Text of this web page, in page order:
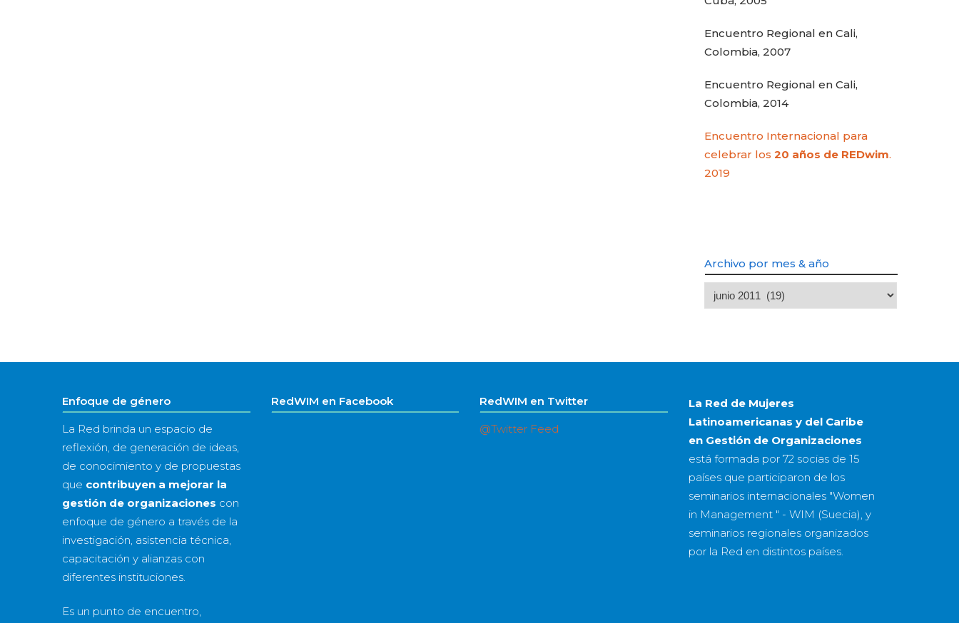
Encuentro Regional en Cali,
Colombia, 2007
Encuentro Regional en Cali,
Colombia, 2014
Encuentro Internacional para
celebrar los 20 años de REDwim.
2019
Archivo por mes & año
Archivo
por
año
Enfoque de género
La Red brinda un espacio de
reflexión, de generación de ideas,
de conocimiento y de propuestas
que contribuyen a mejorar la
gestión de organizaciones con
enfoque de género a través de la
investigación, asistencia técnica,
capacitación y alianzas con
diferentes instituciones.
Es un punto de encuentro,
RedWIM en Facebook RedWIM en Twitter
@Twitter Feed
La Red de Mujeres
Latinoamericanas y del Caribe
en Gestión de Organizaciones
está formada por 72 sociasde 15
paísesque participaron de los
seminarios internacionales "Women
in Management " - WIM (Suecia), y
seminarios regionales organizados
por la Red en distintos países.